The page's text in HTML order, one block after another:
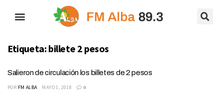
Etiqueta: billete 2 pesos
Salieron de circulación los billetes de 2 pesos
POR FM ALBA MAYO 1, 2018 0